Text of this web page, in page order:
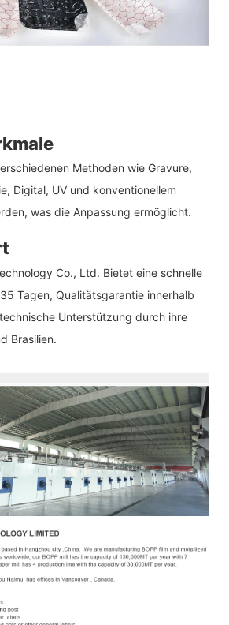
Methoden wie Gravure,
Digital, UV und konventionellem
was die Anpassung ermöglicht.
Co., Ltd. Bietet eine schnelle
Tagen, Qualitätsgarantie innerhalb
Unterstützung durch ihre
Brasilien.